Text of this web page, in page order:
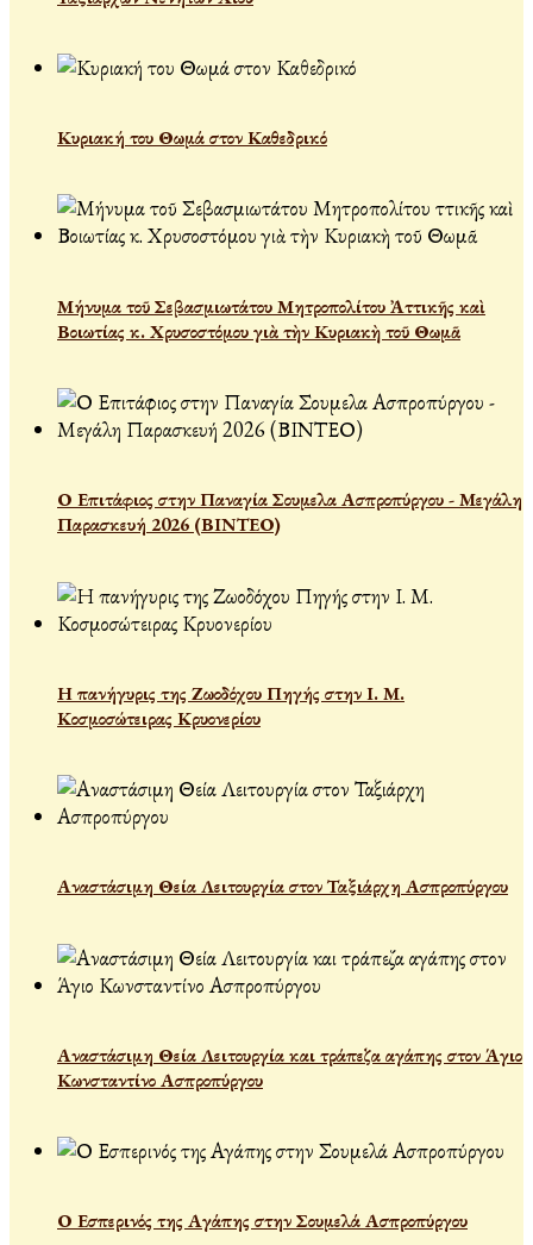
Κυριακή του Θωμά στον Καθεδρικό
Μήνυμα τοῦ Σεβασμιωτάτου Μητροπολίτου Ἀττικῆς καὶ
Βοιωτίας κ. Χρυσοστόμου γιὰ τὴν Κυριακὴ τοῦ Θωμᾶ
Ο Επιτάφιος στην Παναγία Σουμελα Ασπροπύργου - Μεγάλη
Παρασκευή 2026 (ΒΙΝΤΕΟ)
Η πανήγυρις της Ζωοδόχου Πηγής στην Ι. Μ.
Κοσμοσώτειρας Κρυονερίου
Αναστάσιμη Θεία Λειτουργία στον Ταξιάρχη Ασπροπύργου
Αναστάσιμη Θεία Λειτουργία και τράπεζα αγάπης στον Άγιο
Κωνσταντίνο Ασπροπύργου
Ο Εσπερινός της Αγάπης στην Σουμελά Ασπροπύργου